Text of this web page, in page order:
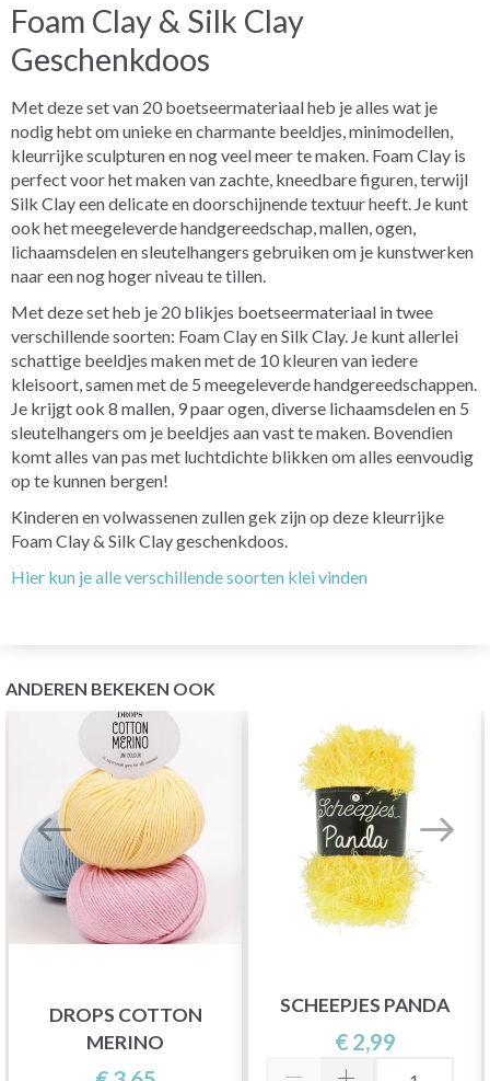
Foam Clay & Silk Clay
Geschenkdoos
Met deze set van 20 boetseermateriaal heb je alles wat je
nodig hebt om unieke en charmante beeldjes, minimodellen,
kleurrijke sculpturen en nog veel meer te maken. Foam Clay is
perfect voor het maken van zachte, kneedbare figuren, terwijl
Silk Clay een delicate en doorschijnende textuur heeft. Je kunt
ook het meegeleverde handgereedschap, mallen, ogen,
lichaamsdelen en sleutelhangers gebruiken om je kunstwerken
naar een nog hoger niveau te tillen.
Met deze set heb je 20 blikjes boetseermateriaal in twee
verschillende soorten: Foam Clay en Silk Clay. Je kunt allerlei
schattige beeldjes maken met de 10 kleuren van iedere
kleisoort, samen met de 5 meegeleverde handgereedschappen.
Je krijgt ook 8 mallen, 9 paar ogen, diverse lichaamsdelen en 5
sleutelhangers om je beeldjes aan vast te maken. Bovendien
komt alles van pas met luchtdichte blikken om alles eenvoudig
op te kunnen bergen!
Kinderen en volwassenen zullen gek zijn op deze kleurrijke
Foam Clay & Silk Clay geschenkdoos.
Hier kun je alle verschillende soorten klei vinden
ANDEREN BEKEKEN OOK
DROPS COTTON
MERINO
SCHEEPJES PANDA
€ 2,99